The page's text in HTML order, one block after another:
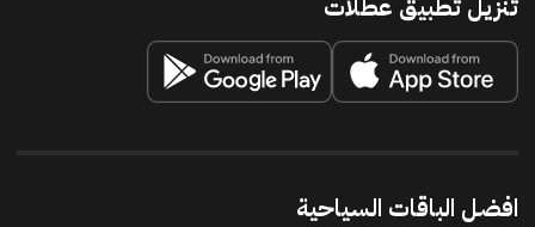
تنزيل تطبيق عطلات
افضل الباقات السياحية